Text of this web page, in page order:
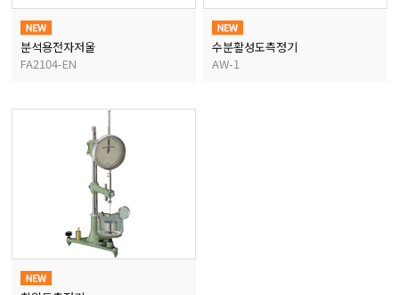
분석용전자저울
FA2104-EN
수분활성도측정기
AW-1